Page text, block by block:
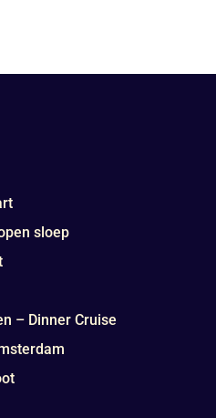
sloep
– Dinner Cruise